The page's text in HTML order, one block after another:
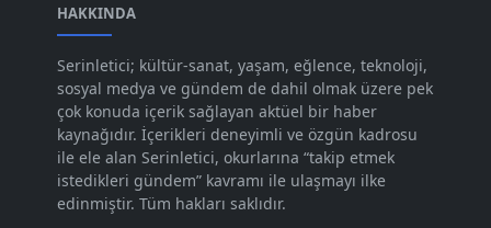
Ara 2023 [101]
Kas 2023
Eki 2023 [73]
Eyl 2023 [73]
Ağu 2023 [74]
Tem 2023 [76]
HAKKINDA
Serinletici; kültür-sanat, yaşam, eğlence, teknoloji,
sosyal medya ve gündem de dahil olmak üzere pek
çok konuda içerik sağlayan aktüel bir haber
kaynağıdır. İçerikleri deneyimli ve özgün kadrosu
ile ele alan Serinletici, okurlarına “takip etmek
istedikleri gündem” kavramı ile ulaşmayı ilke
edinmiştir. Tüm hakları saklıdır.